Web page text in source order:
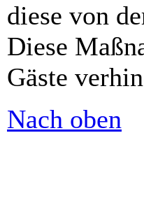
diese von
Diese
Gäste
Nach oben